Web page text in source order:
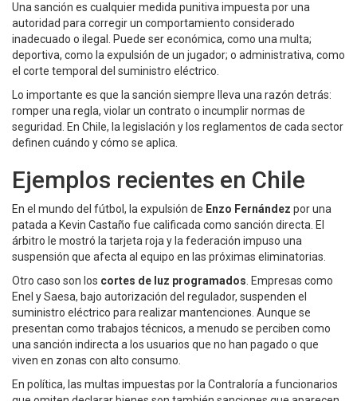
Una sanción es cualquier medida punitiva impuesta por una
autoridad para corregir un comportamiento considerado
inadecuado o ilegal. Puede ser económica, como una multa;
deportiva, como la expulsión de un jugador; o administrativa, como
el corte temporal del suministro eléctrico.
Lo importante es que la sanción siempre lleva una razón detrás:
romper una regla, violar un contrato o incumplir normas de
seguridad. En Chile, la legislación y los reglamentos de cada sector
definen cuándo y cómo se aplica.
Ejemplos recientes en Chile
En el mundo del fútbol, la expulsión de Enzo Fernández por una
patada a Kevin Castaño fue calificada como sanción directa. El
árbitro le mostró la tarjeta roja y la federación impuso una
suspensión que afecta al equipo en las próximas eliminatorias.
Otro caso son los cortes de luz programados . Empresas como
Enel y Saesa, bajo autorización del regulador, suspenden el
suministro eléctrico para realizar mantenciones. Aunque se
presentan como trabajos técnicos, a menudo se perciben como
una sanción indirecta a los usuarios que no han pagado o que
viven en zonas con alto consumo.
En política, las multas impuestas por la Contraloría a funcionarios